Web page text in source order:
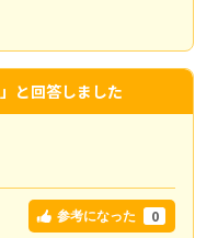
」と回答しました
参考になった 0